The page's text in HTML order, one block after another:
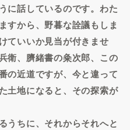
に話しているのです。わた
すから、野暮な詮議もしま
ていいか見当が付きませ
衛、臍緒書の粂次郎、この
の近道ですが、今と違って
土地になると、その探索が
うちに、それからそれへと